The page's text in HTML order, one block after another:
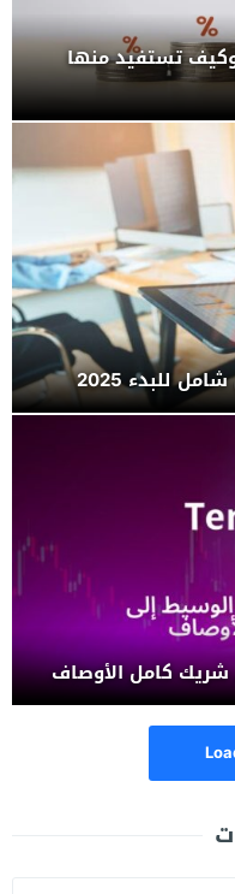
تستفيد منها
للبدء 2025
كامل الأوصاف